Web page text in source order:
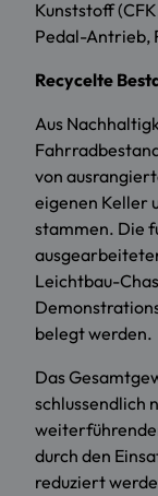
Kunststoff
Pedal-Antrieb,
Recycelte
Aus
von
eigenen Keller
stammen. Die
Leichtbau-
belegt werden.
Das
schlussendlich
durch den
reduziert